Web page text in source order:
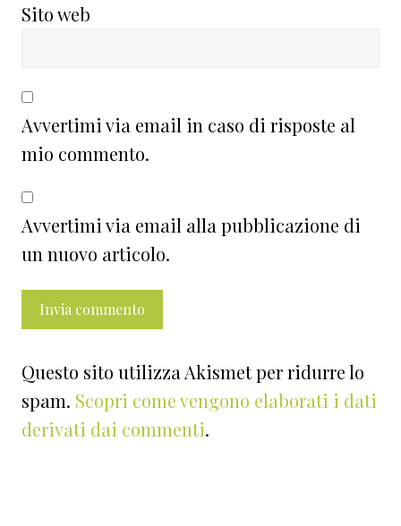
Sito web
Avvertimi via email in caso di risposte al
mio commento.
Avvertimi via email alla pubblicazione di
un nuovo articolo.
Questo sito utilizza Akismet per ridurre lo
spam. Scopri come vengono elaborati i dati
derivati dai commenti.